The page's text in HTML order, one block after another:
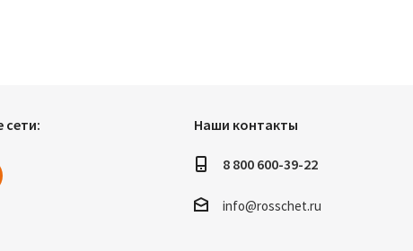
сети: Наши контакты
8 800 600-39-22
info@rosschet.ru